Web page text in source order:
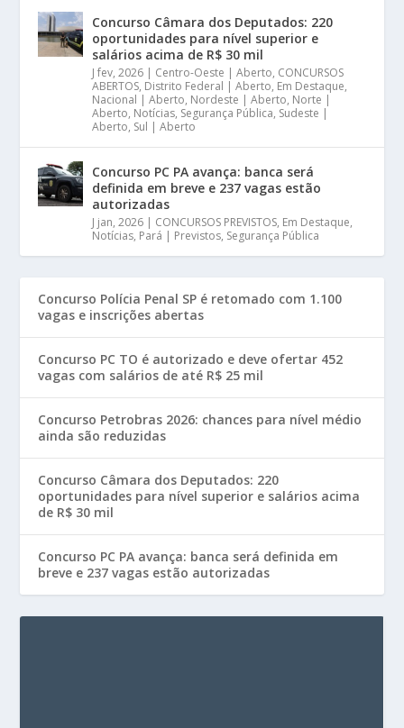
Concurso Câmara dos Deputados: 220
oportunidades para nível superior e
salários acima de R$ 30 mil
J fev, 2026 | Centro-Oeste | Aberto, CONCURSOS
ABERTOS, Distrito Federal | Aberto, Em Destaque,
Nacional | Aberto, Nordeste | Aberto, Norte |
Aberto, Notícias, Segurança Pública, Sudeste |
Aberto, Sul | Aberto
Concurso PC PA avança: banca será
definida em breve e 237 vagas estão
autorizadas
J jan, 2026 | CONCURSOS PREVISTOS, Em Destaque,
Notícias, Pará | Previstos, Segurança Pública
Concurso Polícia Penal SP é retomado com 1.100
vagas e inscrições abertas
Concurso PC TO é autorizado e deve ofertar 452
vagas com salários de até R$ 25 mil
Concurso Petrobras 2026: chances para nível médio
ainda são reduzidas
Concurso Câmara dos Deputados: 220
oportunidades para nível superior e salários acima
de R$ 30 mil
Concurso PC PA avança: banca será definida em
breve e 237 vagas estão autorizadas